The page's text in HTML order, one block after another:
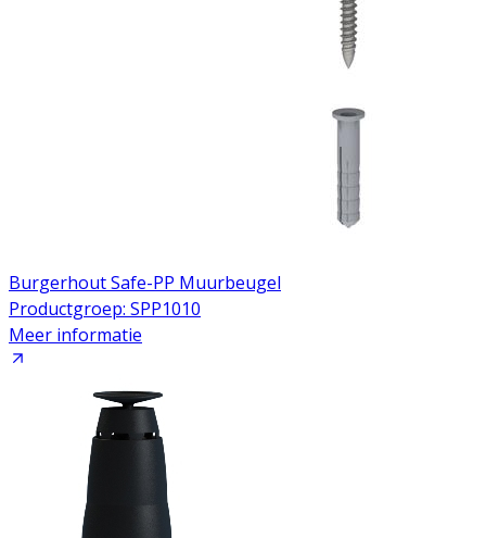
Burgerhout Safe-PP Muurbeugel
Productgroep: SPP1010
Meer informatie